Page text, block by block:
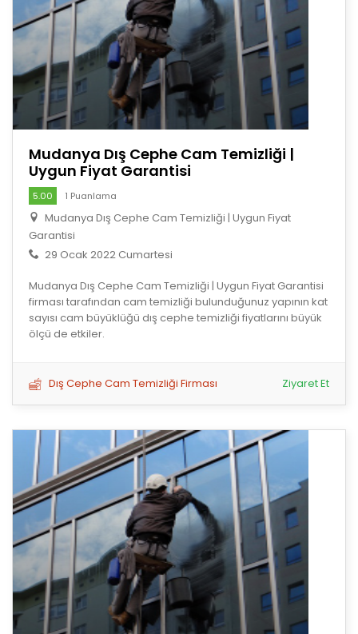
Mudanya Dış Cephe Cam Temizliği |
Uygun Fiyat Garantisi
5.00 1 Puanlama
Mudanya Dış Cephe Cam Temizliği | Uygun Fiyat
Garantisi
29 Ocak 2022 Cumartesi
Mudanya Dış Cephe Cam Temizliği | Uygun Fiyat Garantisi
firması tarafından cam temizliği bulunduğunuz yapının kat
sayısı cam büyüklüğü dış cephe temizliği fiyatlarını büyük
ölçü de etkiler.
Dış Cephe Cam Temizliği Firması Ziyaret Et